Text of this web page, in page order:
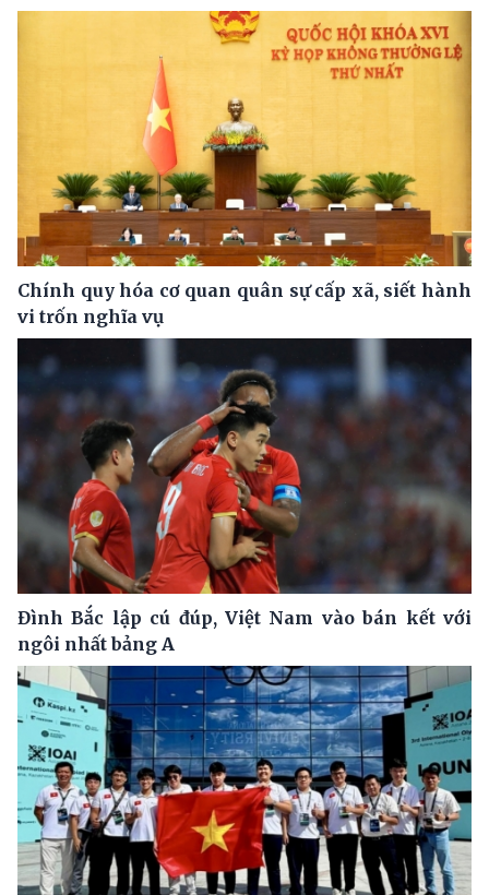
Chính quy hóa cơ quan quân sự cấp xã, siết hành
vi trốn nghĩa vụ
Đình Bắc lập cú đúp, Việt Nam vào bán kết với
ngôi nhất bảng A